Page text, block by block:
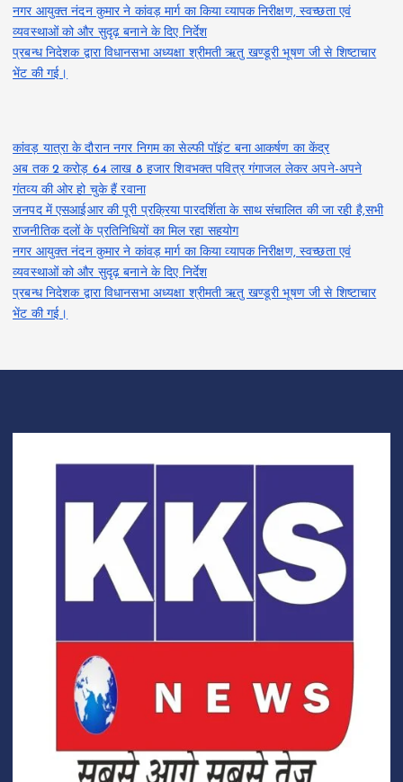
नगर आयुक्त नंदन कुमार ने कांवड़ मार्ग का किया व्यापक निरीक्षण, स्वच्छता एवं
व्यवस्थाओं को और सुदृढ़ बनाने के दिए निर्देश
प्रबन्ध निदेशक द्वारा विधानसभा अध्यक्षा श्रीमती ऋतु खण्डूरी भूषण जी से शिष्टाचार
भेंट की गई।
कांवड़ यात्रा के दौरान नगर निगम का सेल्फी पॉइंट बना आकर्षण का केंद्र
अब तक 2 करोड़ 64 लाख 8 हजार शिवभक्त पवित्र गंगाजल लेकर अपने-अपने
गंतव्य की ओर हो चुके हैं रवाना
जनपद में एसआईआर की पूरी प्रक्रिया पारदर्शिता के साथ संचालित की जा रही है,सभी
राजनीतिक दलों के प्रतिनिधियों का मिल रहा सहयोग
नगर आयुक्त नंदन कुमार ने कांवड़ मार्ग का किया व्यापक निरीक्षण, स्वच्छता एवं
व्यवस्थाओं को और सुदृढ़ बनाने के दिए निर्देश
प्रबन्ध निदेशक द्वारा विधानसभा अध्यक्षा श्रीमती ऋतु खण्डूरी भूषण जी से शिष्टाचार
भेंट की गई।